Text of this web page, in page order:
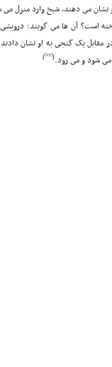
نشان مى دهند، شیخ وارد منزل
است؟ آن ها مى گویند: درویشى
در مقابل یک گنجى به او نشان
شود و مى رود.(
[19]
)